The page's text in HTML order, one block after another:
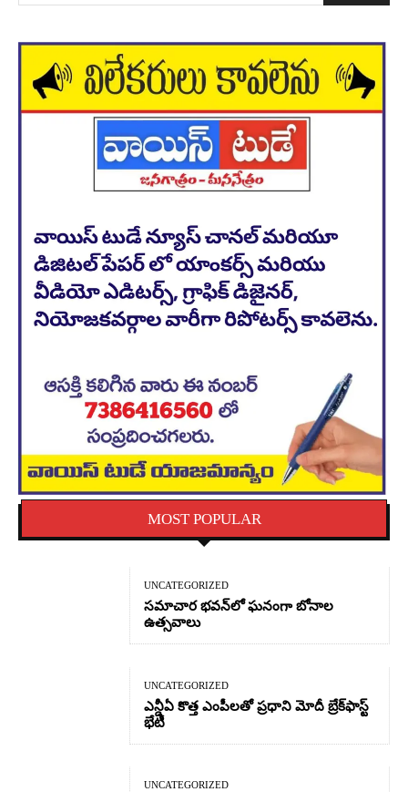
MOST POPULAR
UNCATEGORIZED
సమాచార భవన్‌లో ఘనంగా బోనాల
ఉత్సవాలు
UNCATEGORIZED
ఎన్డీఏ కొత్త ఎంపీలతో ప్రధాని మోదీ బ్రేక్‌ఫాస్ట్
భేటీ
UNCATEGORIZED